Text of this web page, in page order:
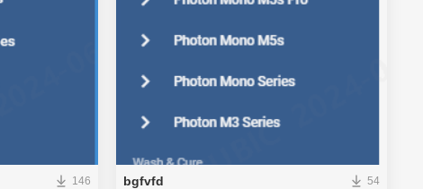
146 bgfvfd 54